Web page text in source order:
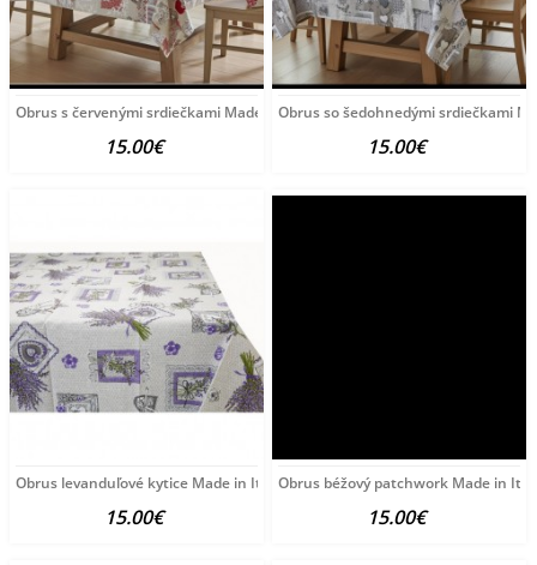
Obrus s červenými srdiečkami Made in Italy, 90 x 90 cm
15.00€
Obrus so šedohnedými srdiečkami
15.00€
Obrus levanduľové kytice Made in Italy, 90 x 90 cm
15.00€
Obrus béžový patchwork Made in
15.00€